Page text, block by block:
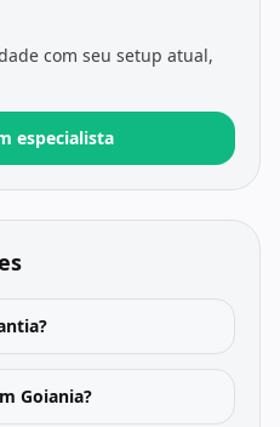
com seu setup atual,
especialista
Goiania?